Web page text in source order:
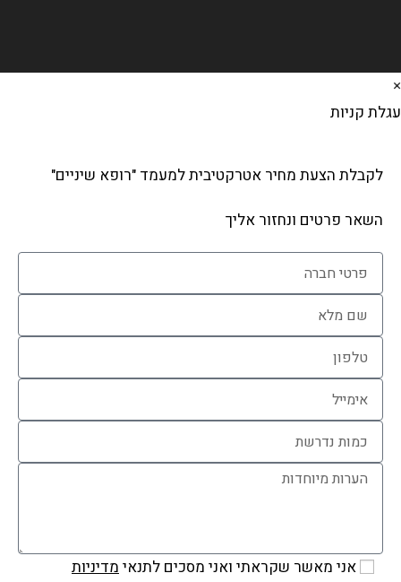
קניות
לקבלת הצעת מחיר אטרקטיבית למעמד "רופא שיניים"
השאר פרטים ונחזור אליך
אני מאשר שקראתי ואני מסכים לתנאימדיניות